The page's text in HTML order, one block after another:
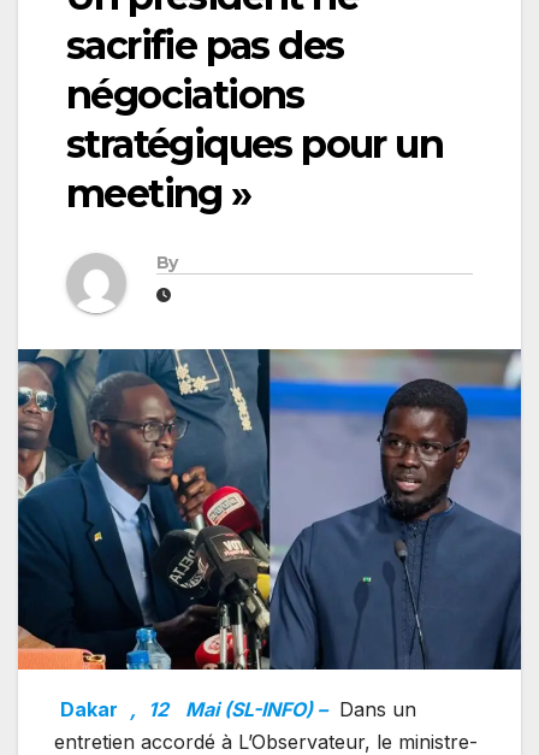
sacrifie pas des
négociations
stratégiques pour un
meeting »
By
Dakar , 12 Mai (SL-INFO) – Dans un
entretien accordé à L’Observateur, le ministre-